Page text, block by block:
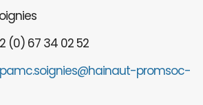
(0) 67 34 02 52
promsoc-